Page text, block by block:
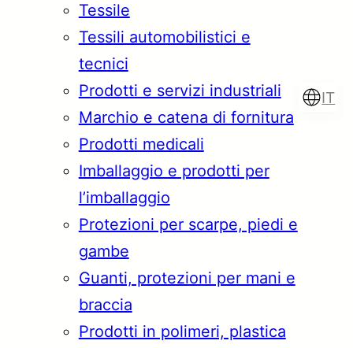
Tessile
Tessili automobilistici e
tecnici
Prodotti e servizi industriali
Marchio e catena di fornitura
Prodotti medicali
Imballaggio e prodotti per
l’imballaggio
Protezioni per scarpe, piedi e
gambe
Guanti, protezioni per mani e
braccia
Prodotti in polimeri, plastica
IT
Türkçe
Français Italiano